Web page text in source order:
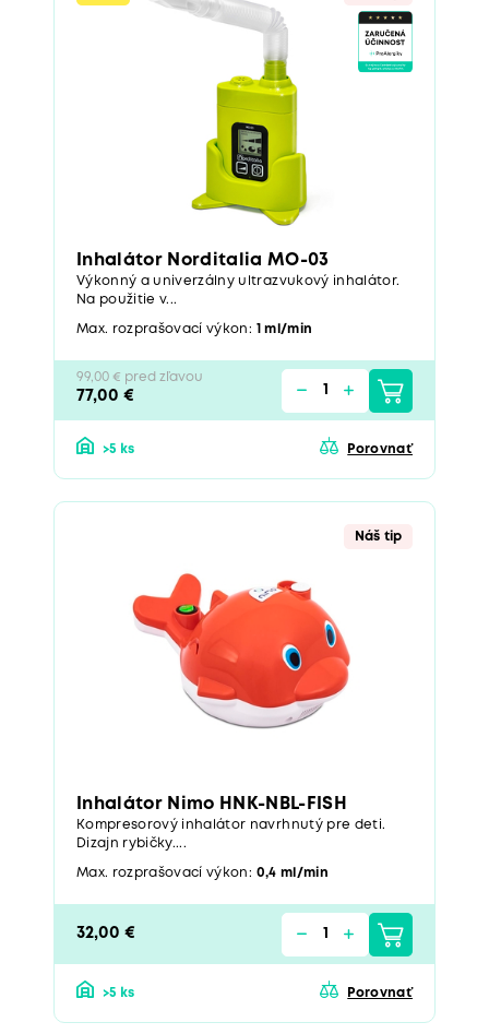
Inhalátor Norditalia MO-03
Výkonný a univerzálny ultrazvukový inhalátor.
Na použitie v...
Max. rozprašovací výkon: 1 ml/min
99,00 € pred zľavou
77,00 €
>5 ks Porovnať
Náš tip
Inhalátor Nimo HNK-NBL-FISH
Kompresorový inhalátor navrhnutý pre deti.
Dizajn rybičky....
Max. rozprašovací výkon: 0,4 ml/min
32,00 €
>5 ks Porovnať